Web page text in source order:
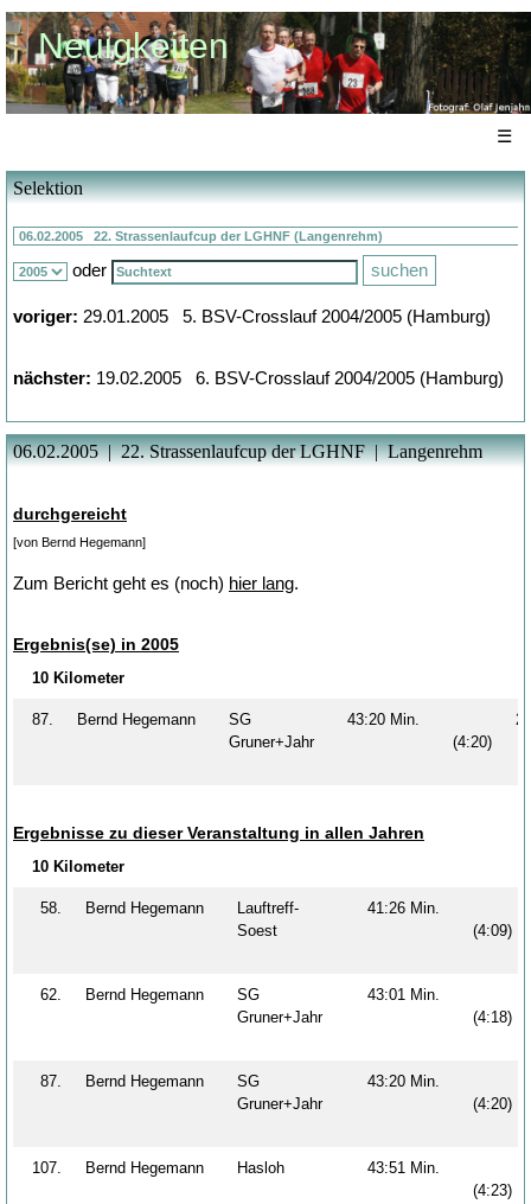
Neuigkeiten
☰
Selektion
oder
voriger: 29.01.2005 5. BSV-Crosslauf 2004/2005 (Hamburg)
nächster: 19.02.2005 6. BSV-Crosslauf 2004/2005 (Hamburg)
06.02.2005 | 22. Strassenlaufcup der LGHNF | Langenrehm
durchgereicht
[von Bernd Hegemann]
Zum Bericht geht es (noch) hier lang.
Ergebnis(se) in 2005
10 Kilometer
87. Bernd Hegemann
SG
Gruner+Jahr
43:20 Min.
(4:20)
Ergebnisse zu dieser Veranstaltung in allen Jahren
10 Kilometer
58. Bernd Hegemann
Lauftreff-
Soest
41:26 Min.
(4:09)
62. Bernd Hegemann
SG
Gruner+Jahr
43:01 Min.
(4:18)
87. Bernd Hegemann
SG
Gruner+Jahr
43:20 Min.
(4:20)
107. Bernd Hegemann Hasloh
43:51 Min.
(4:23)